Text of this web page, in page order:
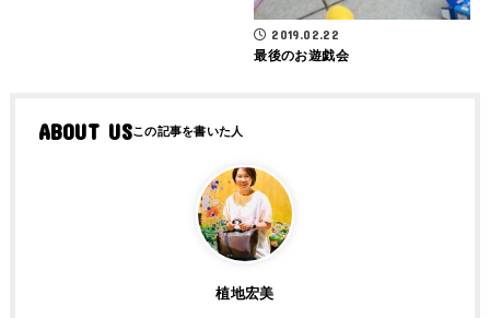
2019.02.22
最後のお遊戯会
ABOUT US
植地宏美